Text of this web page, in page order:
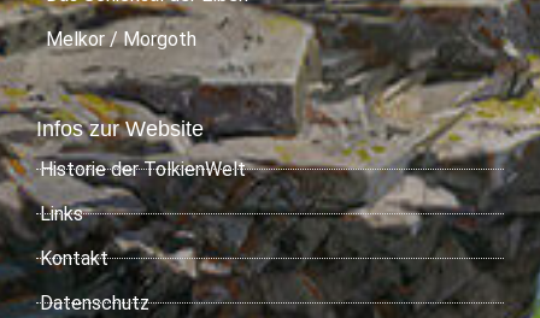
Melkor / Morgoth
Infos zur Website
Historie der TolkienWelt
Links
Kontakt
Datenschutz